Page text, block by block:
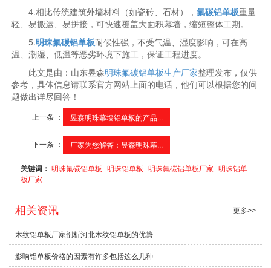
4.相比传统建筑外墙材料（如瓷砖、石材），氟碳铝单板重量
轻、易搬运、易拼接，可快速覆盖大面积幕墙，缩短整体工期。
5.明珠氟碳铝单板耐候性强，不受气温、湿度影响，可在高
温、潮湿、低温等恶劣环境下施工，保证工程进度。
此文是由：山东昱森明珠氟碳铝单板生产厂家整理发布，仅供
参考，具体信息请联系官方网站上面的电话，他们可以根据您的问
题做出详尽回答！
上一条 ： 昱森明珠幕墙铝单板的产品...
下一条 ： 厂家为您解答：昱森明珠幕...
关键词：明珠氟碳铝单板 明珠铝单板 明珠氟碳铝单板厂家 明珠铝单
板厂家
相关资讯 更多>>
木纹铝单板厂家剖析河北木纹铝单板的优势
影响铝单板价格的因素有许多包括这么几种